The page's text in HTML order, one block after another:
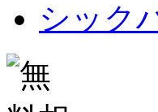
シック